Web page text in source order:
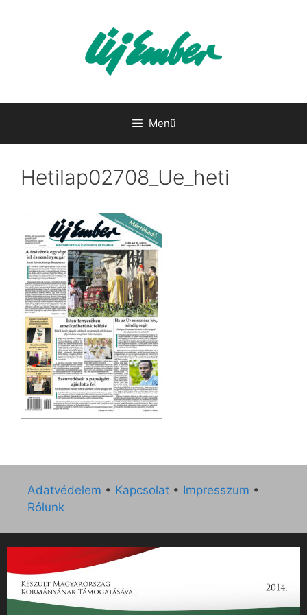
Menü
Hetilap02708_Ue_heti
Adatvédelem • Kapcsolat • Impresszum •
Rólunk